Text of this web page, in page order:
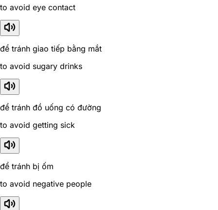
to avoid eye contact
để tránh giao tiếp bằng mắt
to avoid sugary drinks
để tránh đồ uống có đường
to avoid getting sick
để tránh bị ốm
to avoid negative people